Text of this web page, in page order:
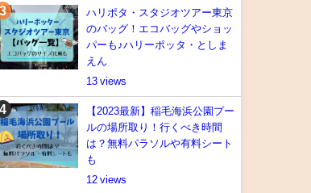
ハリポタ・スタジオツアー東京
のバッグ！エコバッグやショッ
パーも♪ハリーポッタ・としま
えん
13
【2023最新】稲毛海浜公園プー
ルの場所取り！行くべき時間
は？無料パラソルや有料シート
も
12